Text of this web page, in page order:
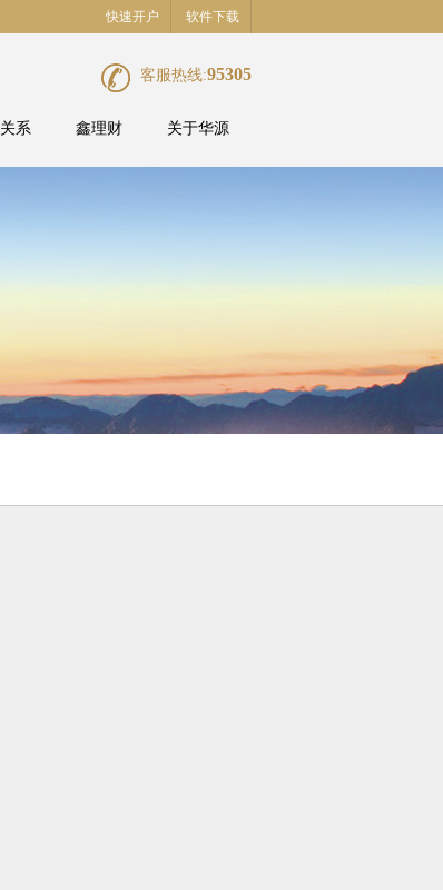
快速开户 软件下载
客服热线:95305
系 鑫理财 关于华源